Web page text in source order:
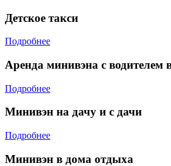
Детское такси
Подробнее
Аренда минивэна с водителем
Подробнее
Минивэн на дачу и с дачи
Подробнее
Минивэн в дома отдыха